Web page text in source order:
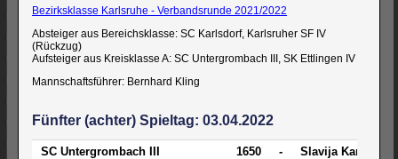
Bezirksklasse Karlsruhe - Verbandsrunde 2021/2022
Absteiger aus Bereichsklasse: SC Karlsdorf, Karlsruher SF IV
(Rückzug)
Aufsteiger aus Kreisklasse A: SC Untergrombach III, SK Ettlingen IV
Mannschaftsführer: Bernhard Kling
Fünfter (achter) Spieltag: 03.04.2022
SC Untergrombach III 1650 -
Slavija Karlsruhe